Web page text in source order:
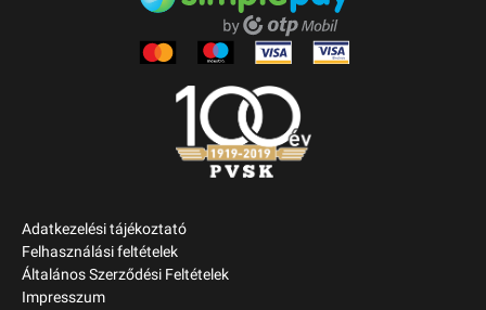
Adatkezelési tájékoztató
Felhasználási feltételek
Általános Szerződési Feltételek
Impresszum